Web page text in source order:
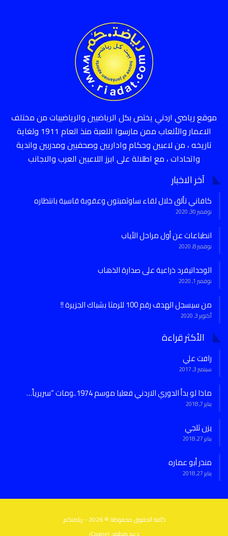
موقع رياضي اردني يختص بكل الرياضيين والرياضييات من مختلف
الاعمار والألعاب ممن مارسوا اللعبة منذ العام 1911 ولغاية
تاريخه ، من لاعبين وحكام واداريين وصحفيين ومدربين واندية
واتحادات ، مع اطلالة على ابرز اللاعبين العرب والاجانب
آخر الاخبار
كافاني تألق خلال لقاء ساوثمبتون وعقوبة قاسية بانتظاره
نوفمبر 30, 2020
انطباعات عن أول مراحل الأياب
نوفمبر 8, 2020
الوحداتيفرد ذراعية على صدارة الذهاب
نوفمبر 1, 2020
من سيسجل الهدف رقم 100 للرمثا بشباك الجزيرة !!
أكتوبر 3, 2020
الأكثر قراءة
رافت علي
سبتمبر 3, 2017
ماذا لو بدأ الدوري الاردني فعليا موسم 1974..ومات “سريرياً…
يناير 7, 2018
يزن ثلجي
يناير 27, 2018
منذر أبو عماره
يناير 27, 2018
كافة الحقوق محفوظة © 2026 - رياضتكم.
دعم وتطوير: iCpanel